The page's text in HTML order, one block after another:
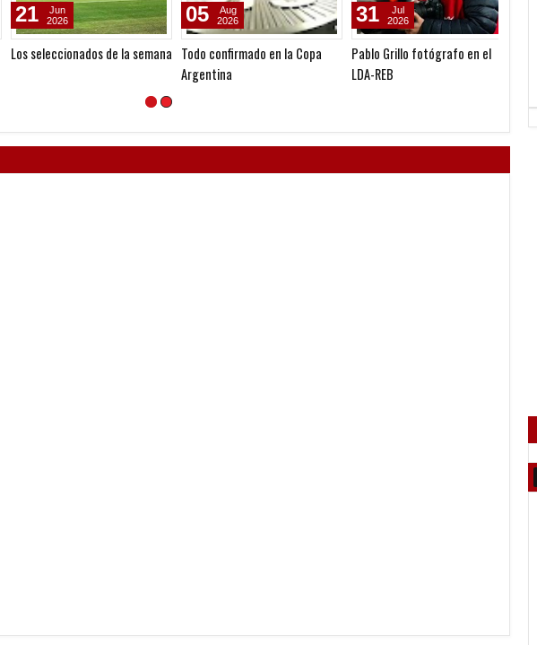
Los seleccionados de la semana
21
Jun
2026
Todo confirmado en la Copa
Argentina
05
Aug
2026
Pablo Grillo fotógrafo en el
LDA-REB
31
Jul
2026